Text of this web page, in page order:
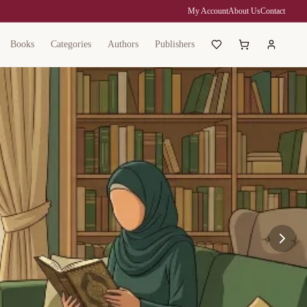
My AccountAbout UsContact
Books Categories Authors Publishers